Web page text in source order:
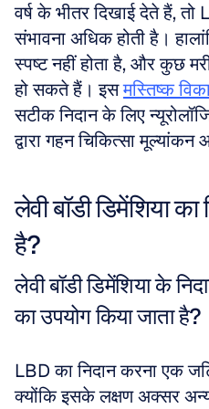
वर्ष के भीतर दिखाई देते हैं, तो
संभावना अधिक होती है।
स्पष्ट नहीं होता है, और कुछ
हो सकते हैं। इस मस्तिष्क
सटीक निदान के लिए
द्वारा गहन चिकित्सा
लेवी बॉडी डिमेंशिया
है?
लेवी बॉडी डिमेंशिया के
का उपयोग किया जाता है?
LBD का निदान करना एक
क्योंकि इसके लक्षण अक्सर